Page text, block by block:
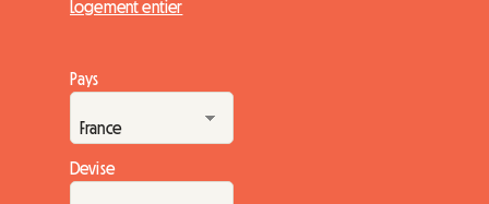
Logement entier
Pays
Devise